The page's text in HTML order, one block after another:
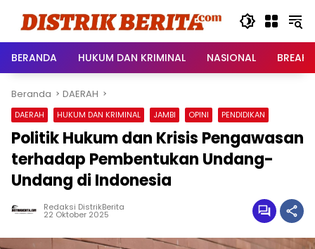
BERANDA
HUKUM DAN KRIMINAL NASIONAL
Beranda DAERAH
DAERAH HUKUM DAN KRIMINAL JAMBI OPINI PENDIDIKAN
Politik Hukum dan Krisis Pengawasan
terhadap Pembentukan Undang-
Undang di Indonesia
Redaksi DistrikBerita
22 Oktober 2025